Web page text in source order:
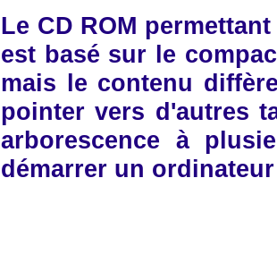
Le CD ROM
est basé sur le
mais le contenu
pointer vers d'autres
arborescence à
démarrer un